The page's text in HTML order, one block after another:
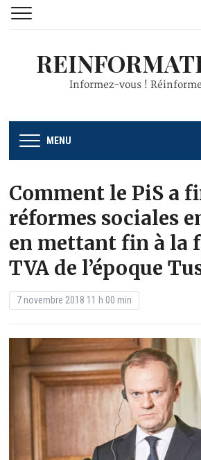
Informez-vous !
MENU
Comment le PiS a
réformes sociales
en mettant fin à la
TVA de l’époque
7 novembre 2018 11 h 00 min